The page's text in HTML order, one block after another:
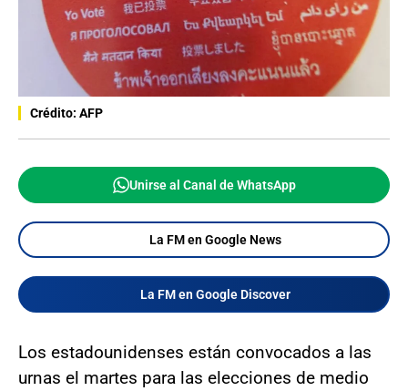
Crédito: AFP
Unirse al Canal de WhatsApp
La FM en Google News
La FM en Google Discover
Los estadounidenses están convocados a las
urnas el martes para las elecciones de medio